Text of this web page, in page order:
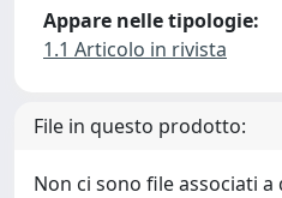
Appare nelle tipologie:
1.1 Articolo in rivista
File in questo prodotto:
Non ci sono file associati